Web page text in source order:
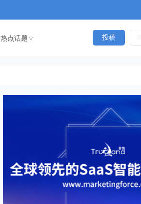
热点话题 < 投稿